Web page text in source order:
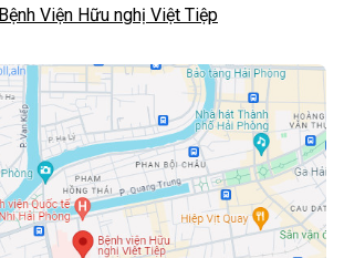
Bệnh Viện Hữu nghị Việt Tiệp